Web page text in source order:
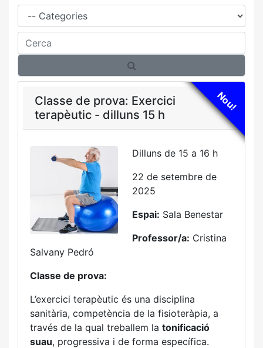
Família
Cerca
Nou!
Classe de prova: Exercici
terapèutic - dilluns 15 h
Dilluns de 15 a 16 h
22 de setembre de
2025
Espai: Sala Benestar
Professor/a: Cristina
Salvany Pedró
Classe de prova:
L’exercici terapèutic és una disciplina
sanitària, competència de la fisioteràpia, a
través de la qual treballem la tonificació
suau, progressiva i de forma específica.